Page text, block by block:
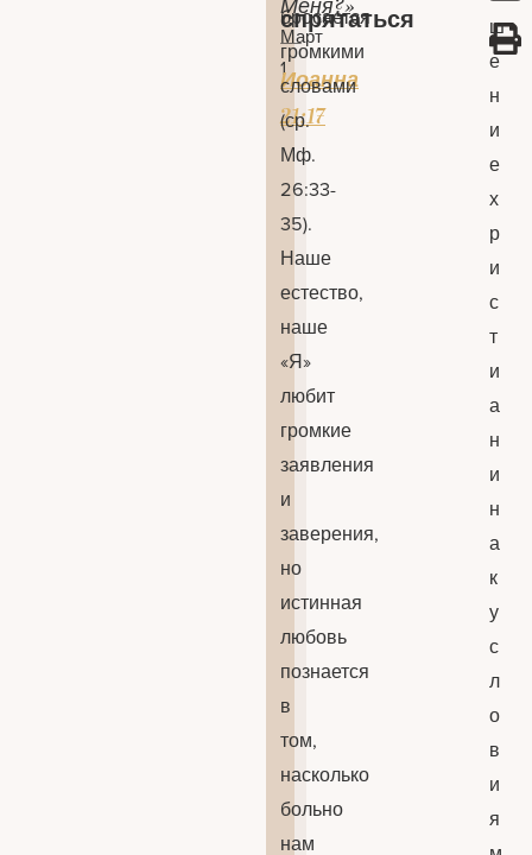
спрятаться
Март
1
—
Иоанна
21:17
бросается
громкими
словами
(ср.
Мф.
26:33-
35).
Наше
естество,
наше
«Я»
любит
громкие
заявления
и
заверения,
но
истинная
любовь
познается
в
том,
насколько
больно
нам
ш
е
н
и
е
х
р
и
с
т
и
а
н
и
н
а
к
у
с
л
о
в
и
я